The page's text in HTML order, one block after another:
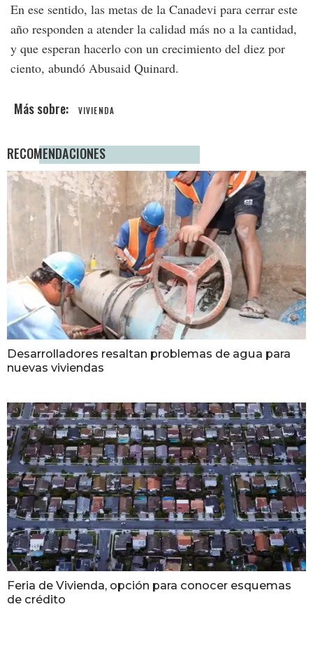
En ese sentido, las metas de la Canadevi para cerrar este
año responden a atender la calidad más no a la cantidad,
y que esperan hacerlo con un crecimiento del diez por
ciento, abundó Abusaid Quinard.
VIVIENDA
RECOMENDACIONES
Desarrolladores resaltan problemas de agua para
nuevas viviendas
Feria de Vivienda, opción para conocer esquemas
de crédito